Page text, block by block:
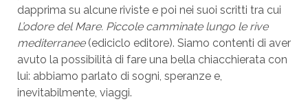
dapprima su alcune riviste e poi nei suoi scritti tra cui
L’odore del Mare. Piccole camminate lungo le rive
mediterranee(ediciclo editore). Siamo contenti di aver
avuto la possibilità di fare una bella chiacchierata con
lui: abbiamo parlato di sogni, speranze e,
inevitabilmente, viaggi.